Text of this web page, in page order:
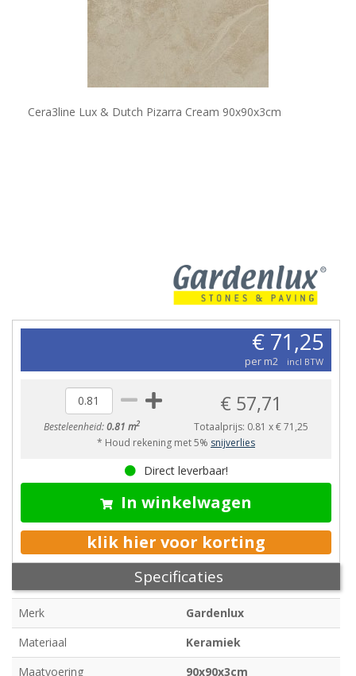
Cera3line Lux & Dutch Pizarra Cream 90x90x3cm
€ 71,25
per m2 incl BTW
Besteleenheid:0.81 m2
€ 57,71
Totaalprijs: 0.81 x€ 71,25
* Houd rekening met 5% snijverlies
Direct leverbaar!
In winkelwagen
klik hier voor korting
Specificaties
Merk
Gardenlux
Materiaal
Keramiek
Maatvoering
90x90x3cm